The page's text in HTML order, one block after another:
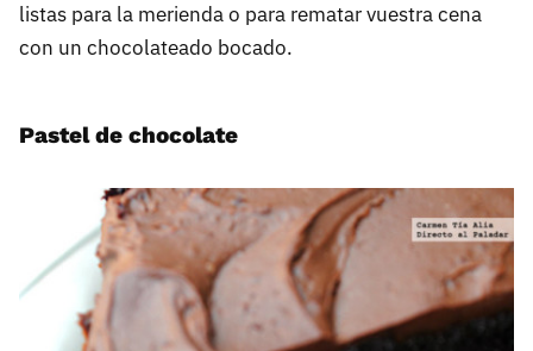
listas para la merienda o para rematar vuestra cena
con un chocolateado bocado.
Pastel de chocolate